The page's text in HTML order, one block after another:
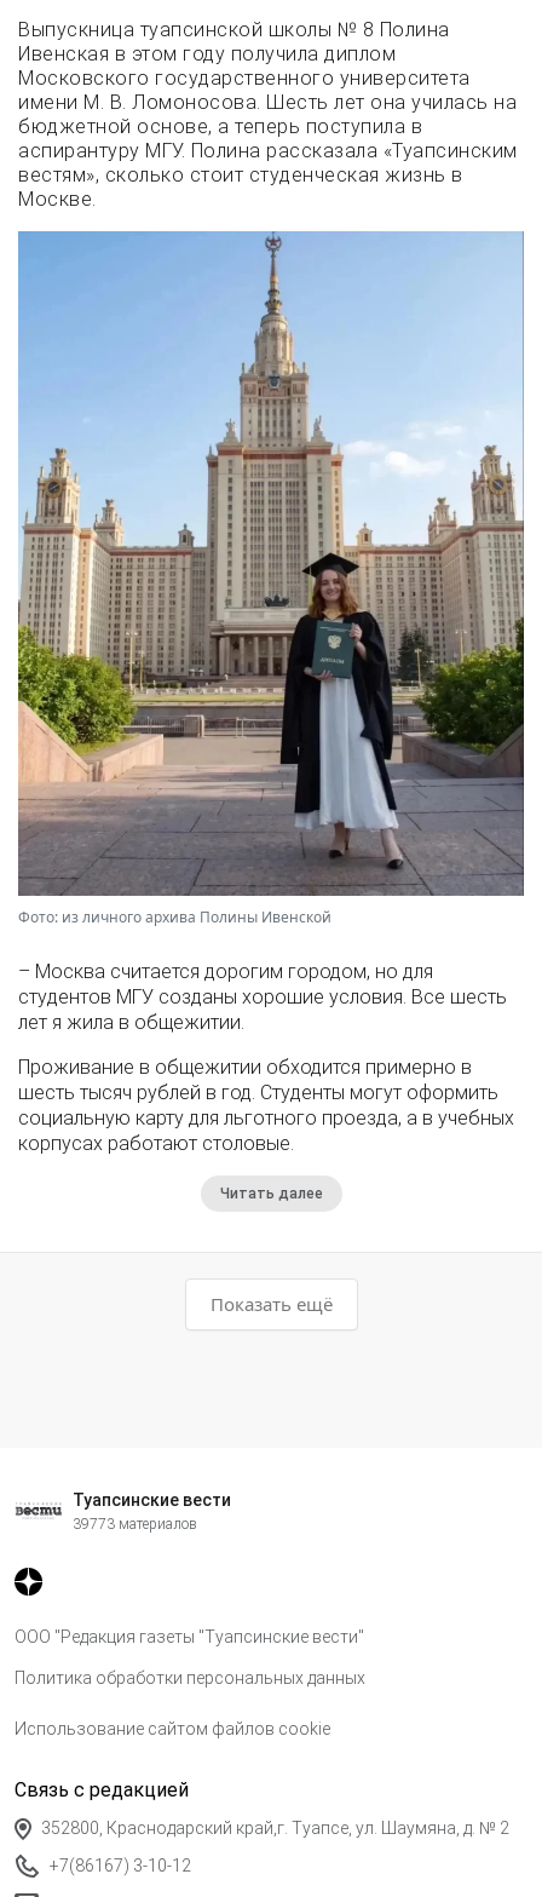
Выпускница туапсинской школы № 8 Полина
Ивенская в этом году получила диплом
Московского государственного университета
имени М. В. Ломоносова. Шесть лет она училась на
бюджетной основе, а теперь поступила в
аспирантуру МГУ. Полина рассказала «Туапсинским
вестям», сколько стоит студенческая жизнь в
Москве.
Фото: из личного архива Полины Ивенской
– Москва считается дорогим городом, но для
студентов МГУ созданы хорошие условия. Все шесть
лет я жила в общежитии.
Проживание в общежитии обходится примерно в
шесть тысяч рублей в год. Студенты могут оформить
социальную карту для льготного проезда, а в учебных
корпусах работают столовые.
Читать далее
Показать ещё
Туапсинские вести
39773 материалов
ООО "Редакция газеты "Туапсинские вести"
Политика обработки персональных данных
Использование сайтом файлов cookie
Связь с редакцией
352800, Краснодарский край,г. Туапсе, ул. Шаумяна, д. № 2
+7(86167) 3-10-12